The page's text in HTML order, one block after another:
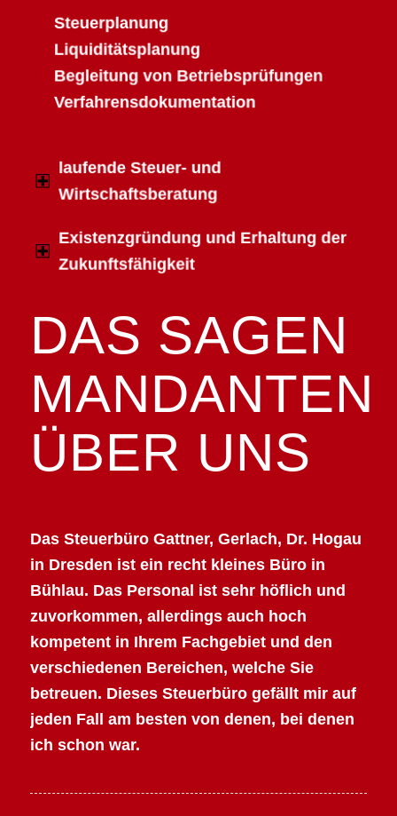
Steuerplanung
Liquiditätsplanung
Begleitung von Betriebsprüfungen
Verfahrensdokumentation
laufende Steuer- und
Wirtschaftsberatung
Existenzgründung und Erhaltung der
Zukunftsfähigkeit
DAS SAGEN
MANDANTEN
ÜBER UNS
Das Steuerbüro Gattner, Gerlach, Dr. Hogau
in Dresden ist ein recht kleines Büro in
Bühlau. Das Personal ist sehr höflich und
zuvorkommen, allerdings auch hoch
kompetent in Ihrem Fachgebiet und den
verschiedenen Bereichen, welche Sie
betreuen. Dieses Steuerbüro gefällt mir auf
jeden Fall am besten von denen, bei denen
ich schon war.